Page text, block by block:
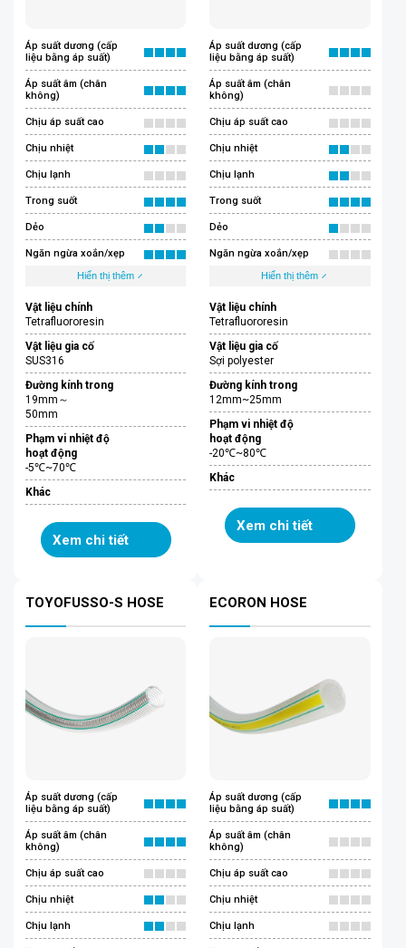
Áp suất dương (cấp
liệu bằng áp suất)
Áp suất âm (chân
không)
Chịu áp suất cao
Chịu nhiệt
Chịu lạnh
Trong suốt
Dẻo
Ngăn ngừa xoắn/xẹp
Hiển thị thêm
Vật liệu chính
Tetrafluororesin
Vật liệu gia cố
SUS316
Đường kính trong
19mm～
50mm
Phạm vi nhiệt độ
hoạt động
-5℃~70℃
Khác
Xem chi tiết
Áp suất dương (cấp
liệu bằng áp suất)
Áp suất âm (chân
không)
Chịu áp suất cao
Chịu nhiệt
Chịu lạnh
Trong suốt
Dẻo
Ngăn ngừa xoắn/xẹp
Hiển thị thêm
Vật liệu chính
Tetrafluororesin
Vật liệu gia cố
Sợi polyester
Đường kính trong
12mm~25mm
Phạm vi nhiệt độ
hoạt động
-20℃~80℃
Khác
Xem chi tiết
TOYOFUSSO-S HOSE
Áp suất dương (cấp
liệu bằng áp suất)
Áp suất âm (chân
không)
Chịu áp suất cao
Chịu nhiệt
Chịu lạnh
ECORON HOSE
Áp suất dương (cấp
liệu bằng áp suất)
Áp suất âm (chân
không)
Chịu áp suất cao
Chịu nhiệt
Chịu lạnh